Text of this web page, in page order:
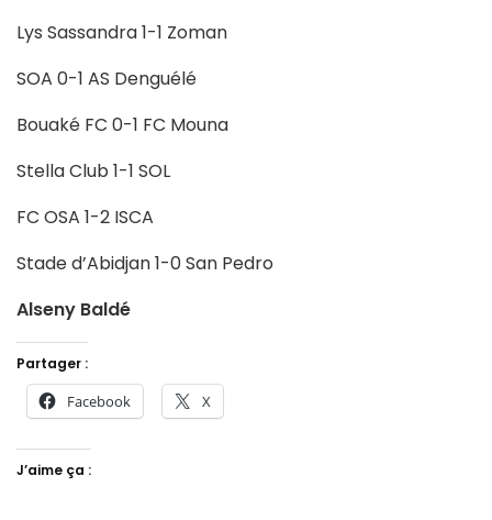
Lys Sassandra 1-1 Zoman
SOA 0-1 AS Denguélé
Bouaké FC 0-1 FC Mouna
Stella Club 1-1 SOL
FC OSA 1-2 ISCA
Stade d’Abidjan 1-0 San Pedro
Alseny Baldé
Partager :
Facebook X
J’aime ça :